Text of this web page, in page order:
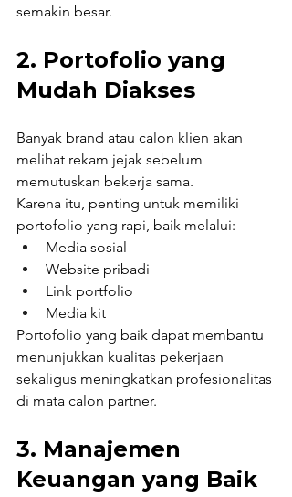
semakin besar.
2. Portofolio yang
Mudah Diakses
Banyak brand atau calon klien akan
melihat rekam jejak sebelum
memutuskan bekerja sama.
Karena itu, penting untuk memiliki
portofolio yang rapi, baik melalui:
Media sosial
Website pribadi
Link portfolio
Media kit
Portofolio yang baik dapat membantu
menunjukkan kualitas pekerjaan
sekaligus meningkatkan profesionalitas
di mata calon partner.
3. Manajemen
Keuangan yang Baik